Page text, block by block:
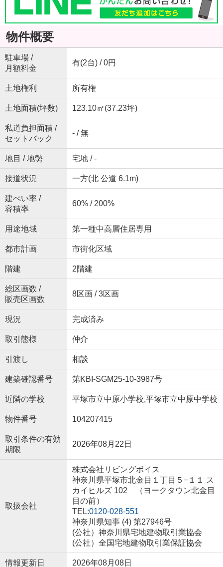
物件概要
駐車場 /
月額料金
有(2台) / 0円
土地権利 所有権
土地面積(坪数) 123.10㎡(37.23坪)
私道負担面積 /
セットバック
- / 無
地目 / 地勢 宅地 / -
接道状況 一方(北 公道 6.1m)
建ぺい率 /
容積率
60% / 200%
用途地域 第一種中高層住居専用
都市計画 市街化区域
階建 2階建
総区画数 /
販売区画数
8区画 / 3区画
現況 完成済み
取引態様 仲介
引渡し 相談
建築確認番号 第KBI-SGM25-10-3987号
近隣の学校 平塚市立中原小学校,平塚市立中原中学校
物件番号 104207415
取引条件の有効
期限
2026年08月22日
取扱会社
株式会社リビングボイス
神奈川県平塚市北金目１丁目５−１１ ス
カイヒルズ 102 （ヨークタウン北金目
目の前）
TEL:0120-028-551
神奈川県知事 (4) 第27946号
(公社）神奈川県宅地建物取引業協会
(公社）全国宅地建物取引業保証協会
情報更新日 2026年08月08日